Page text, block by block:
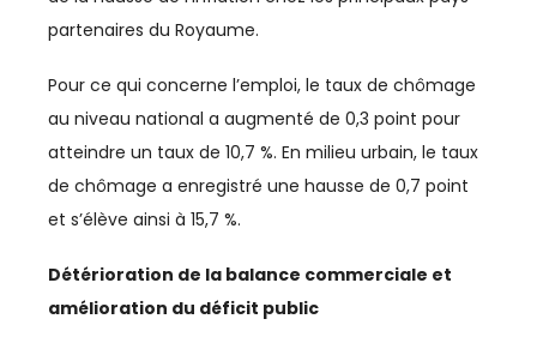
COMMERCE / DISTRIBUTION
COMMERCE INTERNATIONAL
COMMUNICATION
CONSO
partenaires du Royaume.
Pour ce qui concerne l’emploi, le taux de chômage
au niveau national a augmenté de 0,3 point pour
atteindre un taux de 10,7 %. En milieu urbain, le taux
de chômage a enregistré une hausse de 0,7 point
et s’élève ainsi à 15,7 %.
Détérioration de la balance commerciale et
amélioration du déficit public